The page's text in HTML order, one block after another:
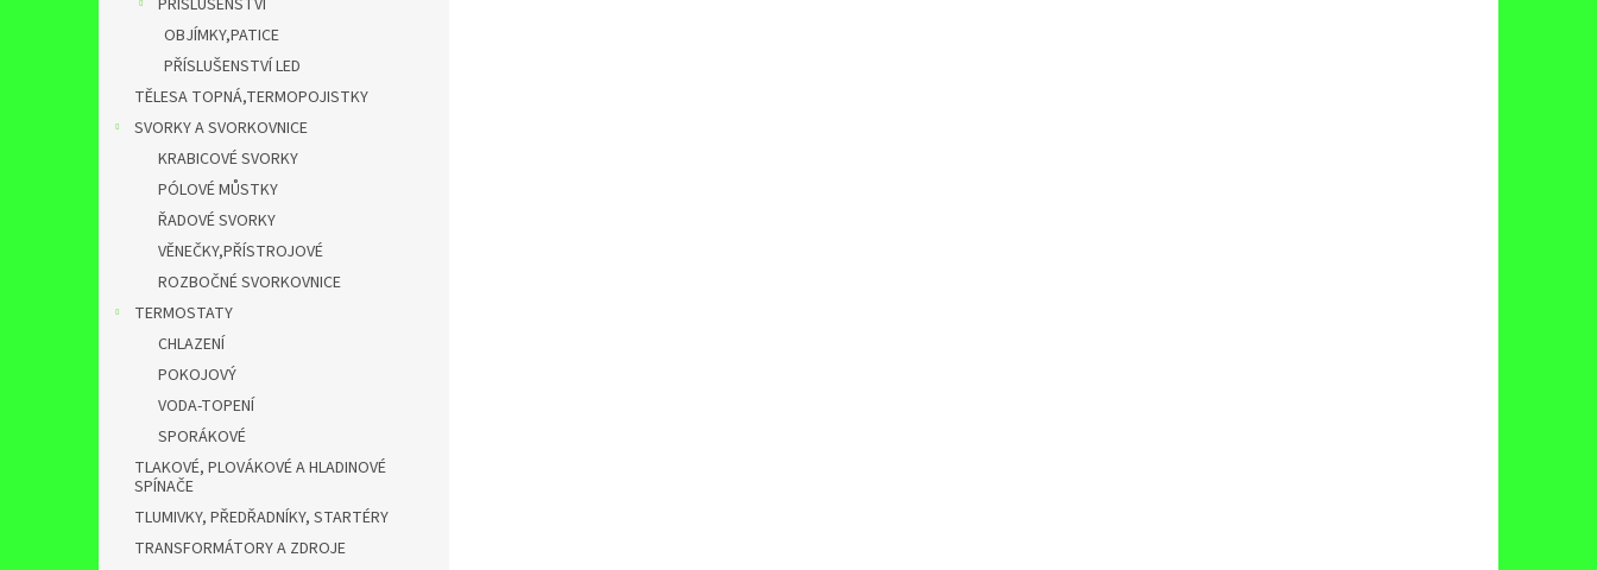
PŘÍSLUŠENSTVÍ
OBJÍMKY,PATICE
PŘÍSLUŠENSTVÍ LED
TĚLESA TOPNÁ,TERMOPOJISTKY
SVORKY A SVORKOVNICE
KRABICOVÉ SVORKY
PÓLOVÉ MŮSTKY
ŘADOVÉ SVORKY
VĚNEČKY,PŘÍSTROJOVÉ
ROZBOČNÉ SVORKOVNICE
TERMOSTATY
CHLAZENÍ
POKOJOVÝ
VODA-TOPENÍ
SPORÁKOVÉ
TLAKOVÉ, PLOVÁKOVÉ A HLADINOVÉ
SPÍNAČE
TLUMIVKY, PŘEDŘADNÍKY, STARTÉRY
TRANSFORMÁTORY A ZDROJE